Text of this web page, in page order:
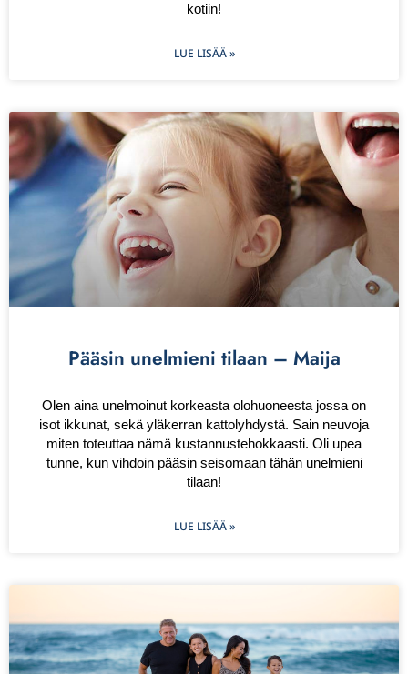
kotiin!
LUE LISÄÄ »
Pääsin unelmieni tilaan – Maija
Olen aina unelmoinut korkeasta olohuoneesta jossa on
isot ikkunat, sekä yläkerran kattolyhdystä. Sain neuvoja
miten toteuttaa nämä kustannustehokkaasti. Oli upea
tunne, kun vihdoin pääsin seisomaan tähän unelmieni
tilaan!
LUE LISÄÄ »